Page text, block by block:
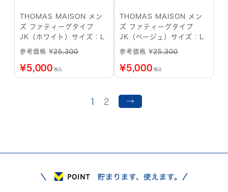
THOMAS MAISON メン
ズ ファティーグタイプ
JK（ホワイト）サイズ：L
参考価格 ¥25,300
¥5,000 税込
THOMAS MAISON メン
ズ ファティーグタイプ
JK（ベージュ）サイズ：L
参考価格 ¥25,300
¥5,000 税込
1 2 →